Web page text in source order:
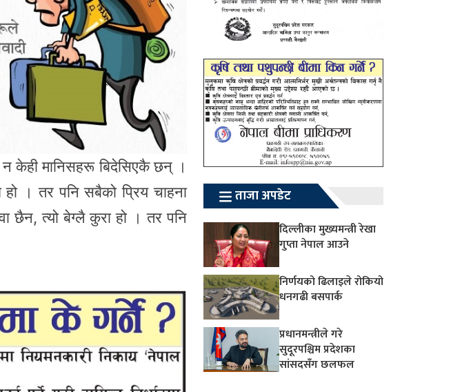
केही मानिसहरू बिदेसिएकै छन् ।
हो । तर पनि सबैको प्रिय चाहना
छैन, त्यो बेग्लै कुरा हो । तर पनि
ताजा अपडेट
दिल्लीका मुख्यमन्त्री रेखा
गुप्ता नेपाल आउने
निर्णयको ढिलाइले रोकियो
धनगढी बसपार्क
प्रधानमन्त्रीले गरे
सुदूरपश्चिम प्रदेशका
सांसदसँग छलफल